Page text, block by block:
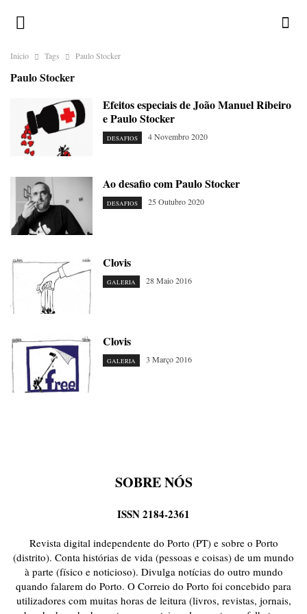
Inicio Tags Paulo Stocker
Paulo Stocker
Efeitos especiais de João Manuel Ribeiro
e Paulo Stocker
DESAFIOS 4 Novembro 2020
Ao desafio com Paulo Stocker
DESAFIOS 25 Outubro 2020
Clovis
GALERIA 28 Maio 2016
Clovis
GALERIA 3 Março 2016
SOBRE NÓS
ISSN 2184-2361
Revista digital independente do Porto (PT) e sobre o Porto
(distrito). Conta histórias de vida (pessoas e coisas) de um mundo
à parte (físico e noticioso). Divulga notícias do outro mundo
quando falarem do Porto. O Correio do Porto foi concebido para
utilizadores com muitas horas de leitura (livros, revistas, jornais,